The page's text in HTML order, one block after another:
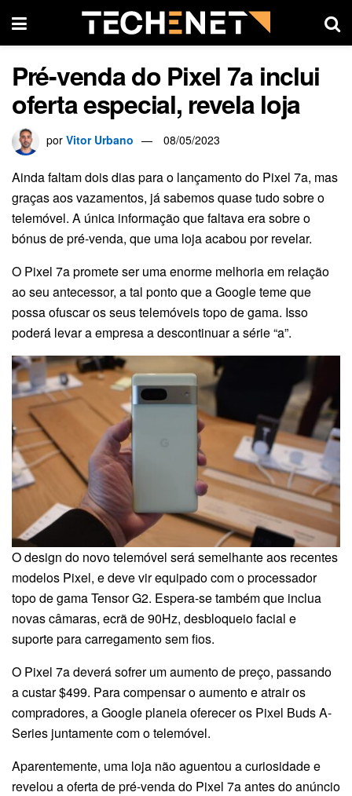
Pré-venda do Pixel 7a inclui
oferta especial, revela loja
por Vitor Urbano 08/05/2023
Ainda faltam dois dias para o lançamento do Pixel 7a, mas
graças aos vazamentos, já sabemos quase tudo sobre o
telemóvel. A única informação que faltava era sobre o
bónus de pré-venda, que uma loja acabou por revelar.
O Pixel 7a promete ser uma enorme melhoria em relação
ao seu antecessor, a tal ponto que a Google teme que
possa ofuscar os seus telemóveis topo de gama. Isso
poderá levar a empresa a descontinuar a série “a”.
O design do novo telemóvel será semelhante aos recentes
modelos Pixel, e deve vir equipado com o processador
topo de gama Tensor G2. Espera-se também que inclua
novas câmaras, ecrã de 90Hz, desbloqueio facial e
suporte para carregamento sem fios.
O Pixel 7a deverá sofrer um aumento de preço, passando
a custar $499. Para compensar o aumento e atrair os
compradores, a Google planeia oferecer os Pixel Buds A-
Series juntamente com o telemóvel.
Aparentemente, uma loja não aguentou a curiosidade e
revelou a oferta de pré-venda do Pixel 7a antes do anúncio